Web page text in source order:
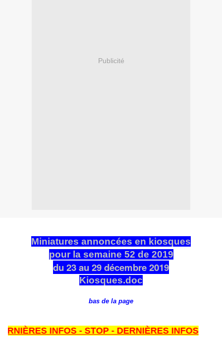
Publicité
Miniatures annoncées en kiosques
pour la semaine 52 de 2019
du 23 au 29 décembre 2019
Kiosques.doc
bas de la page
INFOS - STOP - DERNIÈRES INFOS